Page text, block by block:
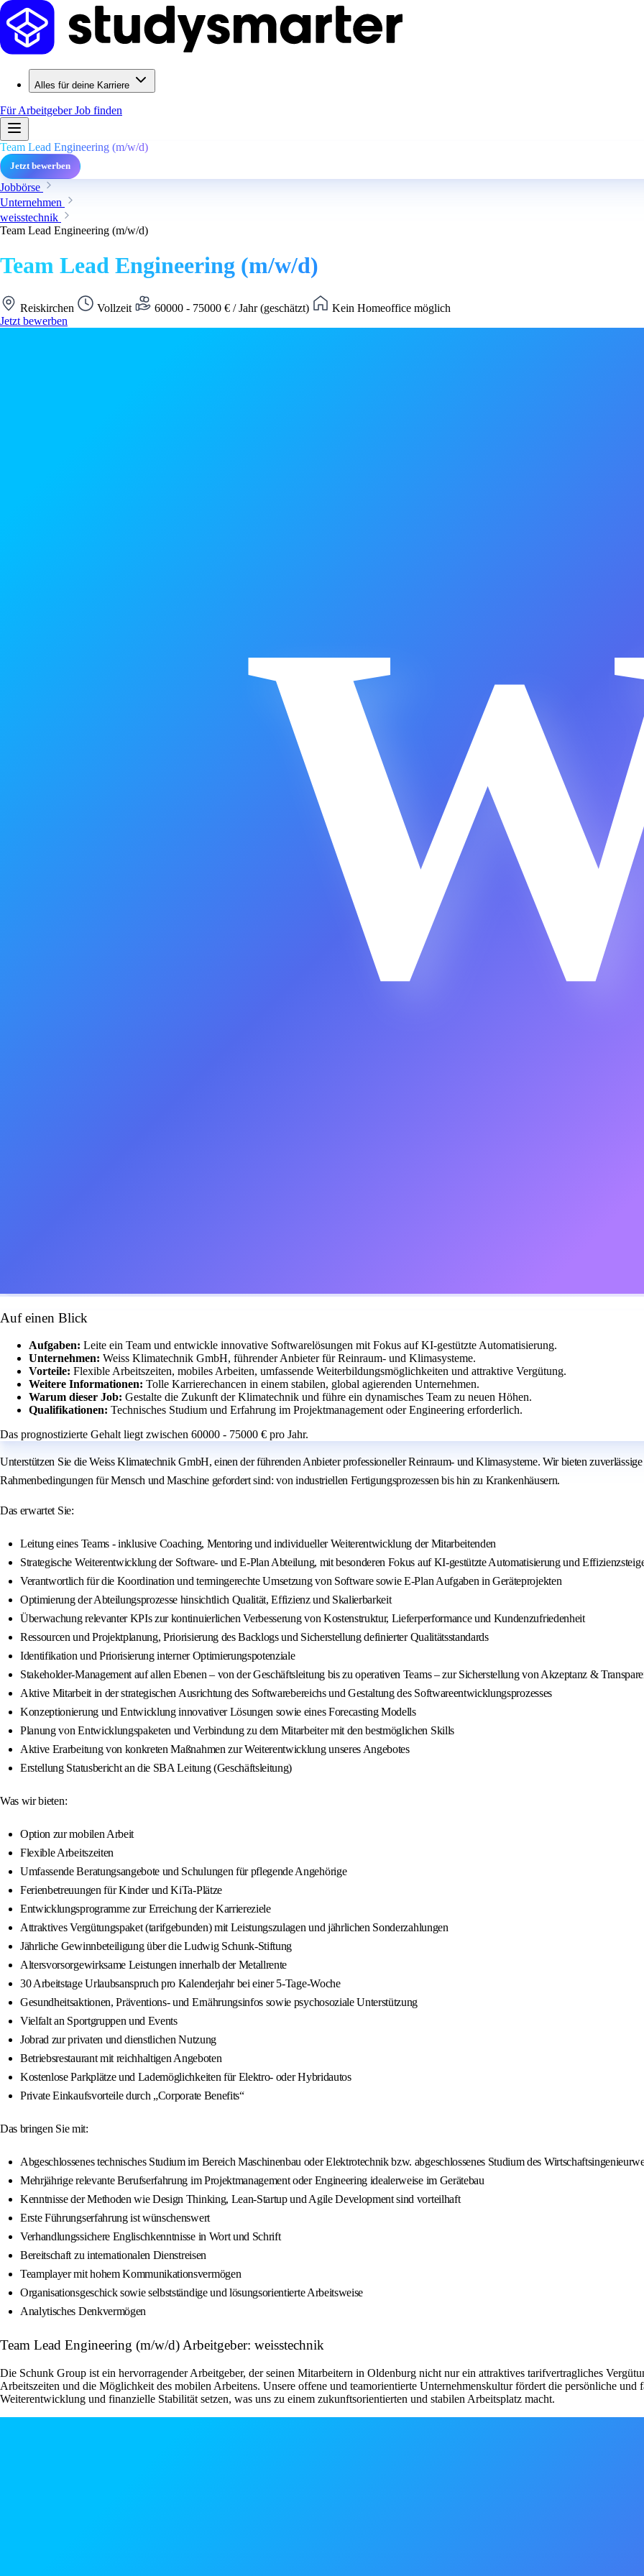
Alles für deine Karriere
Für ArbeitgeberJob finden
Team Lead Engineering (m/w/d)
Jetzt bewerben
Jobbörse
Unternehmen
weisstechnik
Team Lead Engineering (m/w/d)
Team Lead Engineering (m/w/d)
Reiskirchen Vollzeit 60000 - 75000 € / Jahr (geschätzt)
Kein Homeoffice möglich
Jetzt bewerben
Auf einen Blick
Aufgaben: Leite ein Team und entwickle innovative Softwarelösungen mit Fokus auf KI-gestützte Automatisierung.
Unternehmen: Weiss Klimatechnik GmbH, führender Anbieter für Reinraum- und Klimasysteme.
Vorteile: Flexible Arbeitszeiten, mobiles Arbeiten, umfassende Weiterbildungsmöglichkeiten und attraktive Vergütung.
Weitere Informationen: Tolle Karrierechancen in einem stabilen, global agierenden Unternehmen.
Warum dieser Job: Gestalte die Zukunft der Klimatechnik und führe ein dynamisches Team zu neuen Höhen.
Qualifikationen: Technisches Studium und Erfahrung im Projektmanagement oder Engineering erforderlich.
Das prognostizierte Gehalt liegt zwischen 60000 - 75000 € pro Jahr.
Unterstützen Sie die Weiss Klimatechnik GmbH, einen der führenden Anbieter professioneller Reinraum- und Klimasysteme. Wir bieten
Rahmenbedingungen für Mensch und Maschine gefordert sind: von industriellen Fertigungsprozessen bis hin zu Krankenhäusern.
Das erwartet Sie:
Leitung eines Teams - inklusive Coaching, Mentoring und individueller Weiterentwicklung der Mitarbeitenden
Strategische Weiterentwicklung der Software- und E-Plan Abteilung, mit besonderen Fokus auf KI-gestützte Automatisierung und
Verantwortlich für die Koordination und termingerechte Umsetzung von Software sowie E-Plan Aufgaben in Geräteprojekten
Optimierung der Abteilungsprozesse hinsichtlich Qualität, Effizienz und Skalierbarkeit
Überwachung relevanter KPIs zur kontinuierlichen Verbesserung von Kostenstruktur, Lieferperformance und Kundenzufriedenheit
Ressourcen und Projektplanung, Priorisierung des Backlogs und Sicherstellung definierter Qualitätsstandards
Identifikation und Priorisierung interner Optimierungspotenziale
Stakeholder-Management auf allen Ebenen – von der Geschäftsleitung bis zu operativen Teams – zur Sicherstellung von Akzeptanz &
Aktive Mitarbeit in der strategischen Ausrichtung des Softwarebereichs und Gestaltung des Softwareentwicklungsprozesses
Konzeptionierung und Entwicklung innovativer Lösungen sowie eines Forecasting Modells
Planung von Entwicklungspaketen und Verbindung zu dem Mitarbeiter mit den bestmöglichen Skills
Aktive Erarbeitung von konkreten Maßnahmen zur Weiterentwicklung unseres Angebotes
Erstellung Statusbericht an die SBA Leitung (Geschäftsleitung)
Was wir bieten:
Option zur mobilen Arbeit
Flexible Arbeitszeiten
Umfassende Beratungsangebote und Schulungen für pflegende Angehörige
Ferienbetreuungen für Kinder und KiTa-Plätze
Entwicklungsprogramme zur Erreichung der Karriereziele
Attraktives Vergütungspaket (tarifgebunden) mit Leistungszulagen und jährlichen Sonderzahlungen
Jährliche Gewinnbeteiligung über die Ludwig Schunk-Stiftung
Altersvorsorgewirksame Leistungen innerhalb der Metallrente
30 Arbeitstage Urlaubsanspruch pro Kalenderjahr bei einer 5-Tage-Woche
Gesundheitsaktionen, Präventions- und Ernährungsinfos sowie psychosoziale Unterstützung
Vielfalt an Sportgruppen und Events
Jobrad zur privaten und dienstlichen Nutzung
Betriebsrestaurant mit reichhaltigen Angeboten
Kostenlose Parkplätze und Lademöglichkeiten für Elektro- oder Hybridautos
Private Einkaufsvorteile durch „Corporate Benefits“
Das bringen Sie mit:
Abgeschlossenes technisches Studium im Bereich Maschinenbau oder Elektrotechnik bzw. abgeschlossenes Studium des
Mehrjährige relevante Berufserfahrung im Projektmanagement oder Engineering idealerweise im Gerätebau
Kenntnisse der Methoden wie Design Thinking, Lean-Startup und Agile Development sind vorteilhaft
Erste Führungserfahrung ist wünschenswert
Verhandlungssichere Englischkenntnisse in Wort und Schrift
Bereitschaft zu internationalen Dienstreisen
Teamplayer mit hohem Kommunikationsvermögen
Organisationsgeschick sowie selbstständige und lösungsorientierte Arbeitsweise
Analytisches Denkvermögen
Team Lead Engineering (m/w/d) Arbeitgeber: weisstechnik
Die Schunk Group ist ein hervorragender Arbeitgeber, der seinen Mitarbeitern in Oldenburg nicht nur ein attraktives tarifvertragliches
Arbeitszeiten und die Möglichkeit des mobilen Arbeitens. Unsere offene und teamorientierte Unternehmenskultur fördert die persönliche
Weiterentwicklung und finanzielle Stabilität setzen, was uns zu einem zukunftsorientierten und stabilen Arbeitsplatz macht.